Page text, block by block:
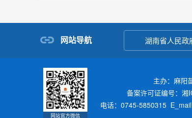
网站导航 湖南省人民政
网站官方微信
主办：麻阳
备案许可证编号：湘
电话：0745-5850315